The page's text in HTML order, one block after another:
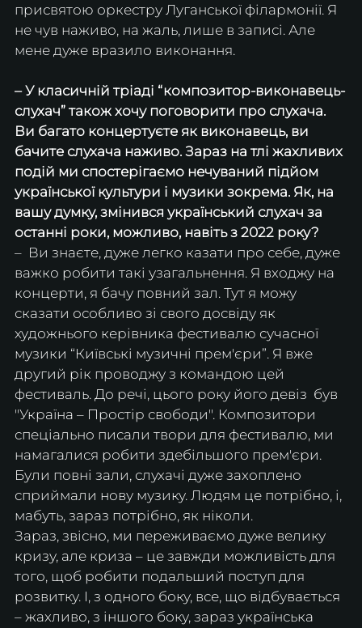
присвятою оркестру Луганської філармонії. Я
не чув наживо, на жаль, лише в записі. Але
мене дуже вразило виконання.
– У класичній тріаді “композитор-виконавець-
слухач” також хочу поговорити про слухача.
Ви багато концертуєте як виконавець, ви
бачите слухача наживо. Зараз на тлі жахливих
подій ми спостерігаємо нечуваний підйом
української культури і музики зокрема. Як, на
вашу думку, змінився український слухач за
останні роки, можливо, навіть з 2022 року?
–  Ви знаєте, дуже легко казати про себе, дуже
важко робити такі узагальнення. Я входжу на
концерти, я бачу повний зал. Тут я можу
сказати особливо зі свого досвіду як
художнього керівника фестивалю сучасної
музики “Київські музичні прем'єри”. Я вже
другий рік проводжу з командою цей
фестиваль. До речі, цього року його девіз  був
"Україна – Простір свободи". Композитори
спеціально писали твори для фестивалю, ми
намагалися робити здебільшого прем'єри.
Були повні зали, слухачі дуже захоплено
сприймали нову музику. Людям це потрібно, і,
мабуть, зараз потрібно, як ніколи.
Зараз, звісно, ми переживаємо дуже велику
кризу, але криза – це завжди можливість для
того, щоб робити подальший поступ для
розвитку. І, з одного боку, все, що відбувається
– жахливо, з іншого боку, зараз українська